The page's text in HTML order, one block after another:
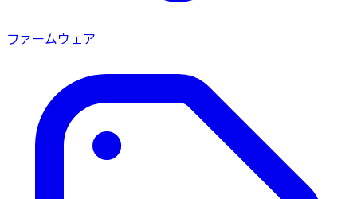
ファームウェア